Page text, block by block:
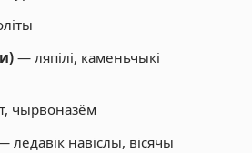
— ляпілі, каменьчыкі
чырвоназём
ледавік навіслы, вісячы